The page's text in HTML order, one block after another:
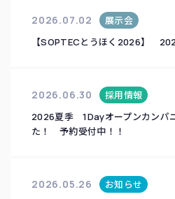
2026.07.02
展示会
【SOPTECとうほく2026】
2026.06.30
採用情報
2026夏季 1Dayオープンカンパ
た！ 予約受付中！！
2026.05.26
お知らせ